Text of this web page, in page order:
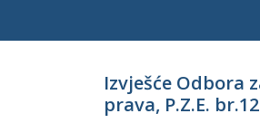
Izvješće Odbora
prava, P.Z.E.